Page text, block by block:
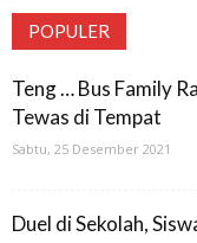
POPULER
Teng … Bus Family
Tewas di Tempat
Sabtu, 25 Desember 2021
Duel di Sekolah,